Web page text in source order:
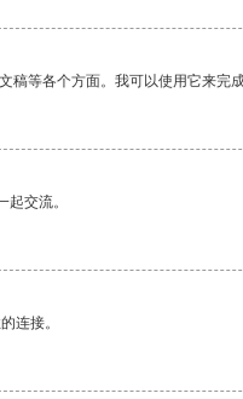
等各个方面。我可以使用它来完
交流。
连接。